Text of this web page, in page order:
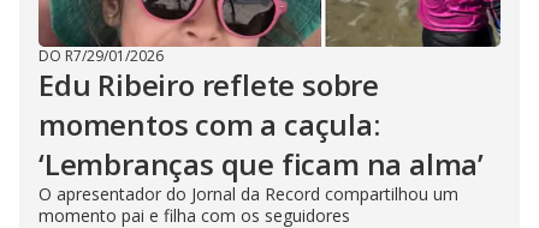
DO R7/29/01/2026
Edu Ribeiro reflete sobre
momentos com a caçula:
‘Lembranças que ficam na alma’
O apresentador do Jornal da Record compartilhou um
momento pai e filha com os seguidores